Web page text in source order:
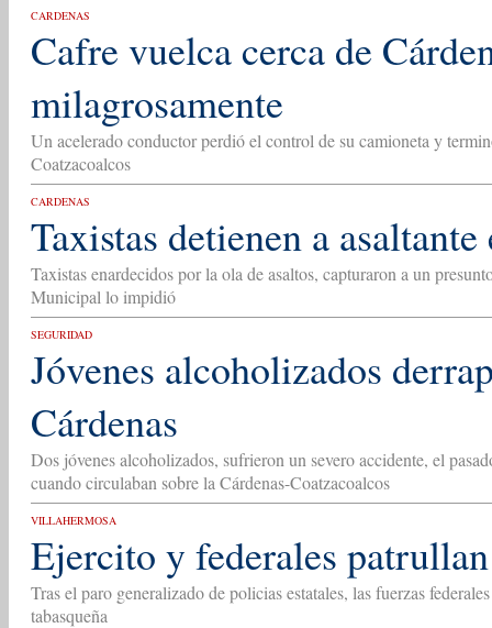
CARDENAS
Cafre vuelca cerca de
milagrosamente
Un acelerado conductor perdió el control de su camioneta y
Coatzacoalcos
CARDENAS
Taxistas detienen a asaltante
Taxistas enardecidos por la ola de asaltos, capturaron a un
Municipal lo impidió
SEGURIDAD
Jóvenes alcoholizados
Cárdenas
Dos jóvenes alcoholizados, sufrieron un severo accidente, el
cuando circulaban sobre la Cárdenas-Coatzacoalcos
VILLAHERMOSA
Ejercito y federales
Tras el paro generalizado de policias estatales, las fuerzas
tabasqueña